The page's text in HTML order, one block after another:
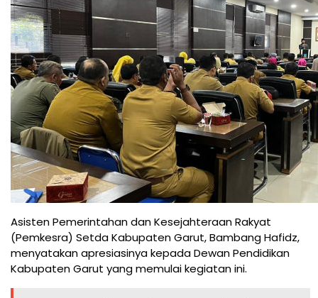
Asisten Pemerintahan dan Kesejahteraan Rakyat
(Pemkesra) Setda Kabupaten Garut, Bambang Hafidz,
menyatakan apresiasinya kepada Dewan Pendidikan
Kabupaten Garut yang memulai kegiatan ini.